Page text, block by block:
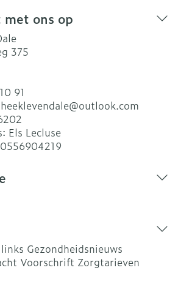
ons op
375
91
outlook.com
Els Lecluse
Gezondheidsnieuws
Voorschrift Zorgtarieven